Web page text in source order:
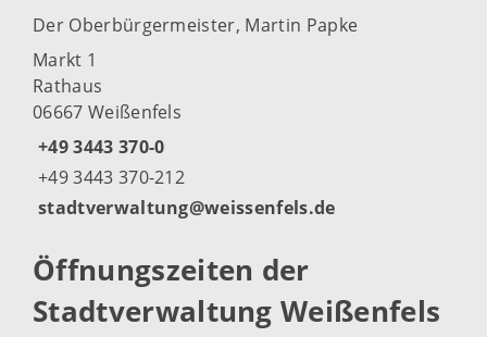
Der Oberbürgermeister, Martin Papke
Markt 1
Rathaus
06667 Weißenfels
+49 3443 370-0
+49 3443 370-212
stadtverwaltung@weissenfels.de
Öffnungszeiten der
Stadtverwaltung Weißenfels